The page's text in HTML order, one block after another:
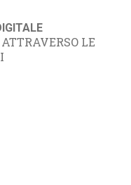
LE